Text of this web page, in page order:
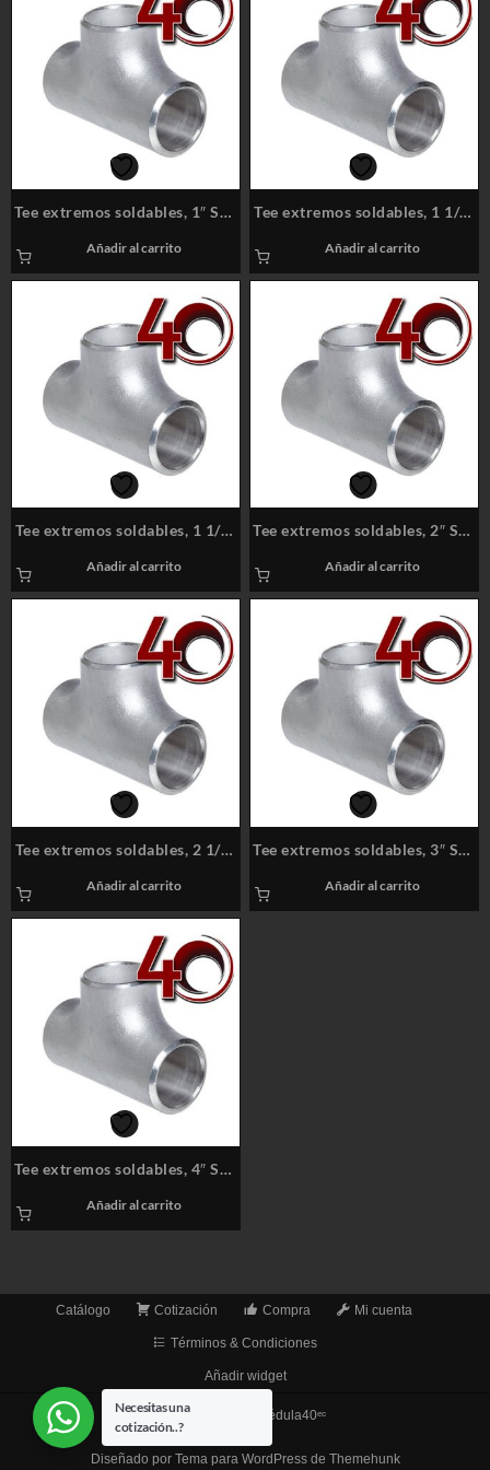
Tee extremos soldables, 1″ Sch
Añadir al carrito
Tee extremos soldables, 1 1/4″
Añadir al carrito
Tee extremos soldables, 1 1/2″
Añadir al carrito
Tee extremos soldables, 2″ Sch
Añadir al carrito
Tee extremos soldables, 2 1/2″
Añadir al carrito
Tee extremos soldables, 3″ Sch
Añadir al carrito
Tee extremos soldables, 4″ Sch
Añadir al carrito
Catálogo Cotización Compra Mi cuenta
Términos & Condiciones
Añadir widget
© 2026 TuberíaCédula40ᵉᶜ
Diseñado por Tema para WordPress de Themehunk
Necesitas una
cotización..?